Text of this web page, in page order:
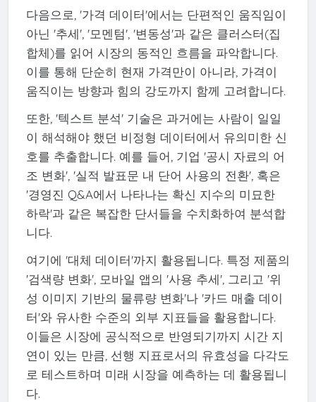
다음으로, '가격 데이터'에서는 단편적인 움직임이
아닌 '추세', '모멘텀', '변동성'과 같은 클러스터(집
합체)를 읽어 시장의 동적인 흐름을 파악합니다.
이를 통해 단순히 현재 가격만이 아니라, 가격이
움직이는 방향과 힘의 강도까지 함께 고려합니다.
또한, '텍스트 분석' 기술은 과거에는 사람이 일일
이 해석해야 했던 비정형 데이터에서 유의미한 신
호를 추출합니다. 예를 들어, 기업 '공시 자료의 어
조 변화', '실적 발표문 내 단어 사용의 전환', 혹은
'경영진 Q&A에서 나타나는 확신 지수의 미묘한
하락'과 같은 복잡한 단서들을 수치화하여 분석합
니다.
여기에 '대체 데이터'까지 활용됩니다. 특정 제품의
'검색량 변화', 모바일 앱의 '사용 추세', 그리고 '위
성 이미지 기반의 물류량 변화'나 '카드 매출 데이
터'와 유사한 수준의 외부 지표들을 활용합니다.
이들은 시장에 공식적으로 반영되기까지 시간 지
연이 있는 만큼, 선행 지표로서의 유효성을 다각도
로 테스트하며 미래 시장을 예측하는 데 활용됩니
다.